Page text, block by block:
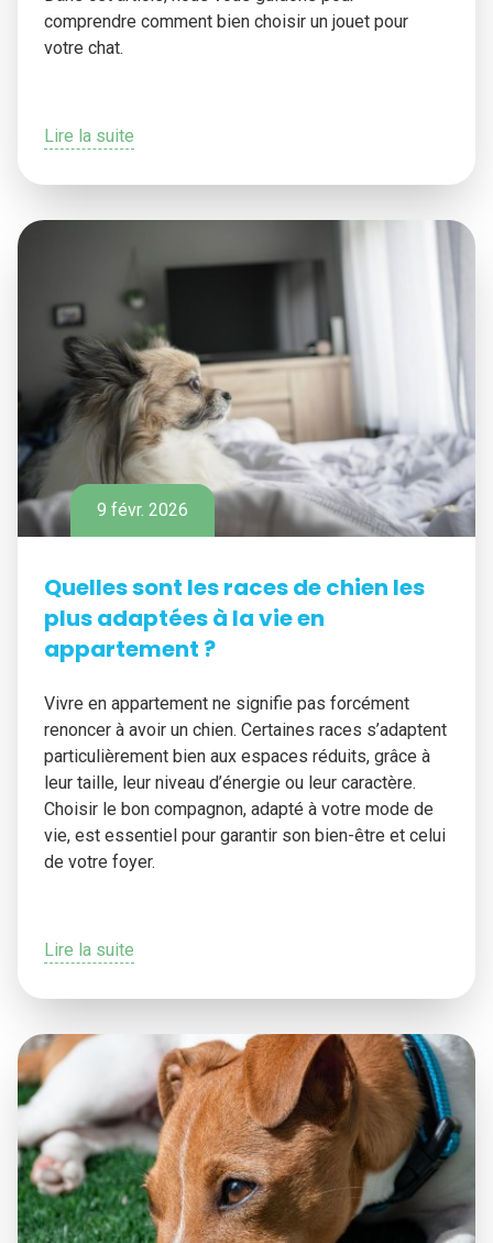
comprendre comment bien choisir un jouet pour
votre chat.
Lire la suite
9 févr. 2026
Quelles sont les races de chien les
plus adaptées à la vie en
appartement ?
Vivre en appartement ne signifie pas forcément
renoncer à avoir un chien. Certaines races s’adaptent
particulièrement bien aux espaces réduits, grâce à
leur taille, leur niveau d’énergie ou leur caractère.
Choisir le bon compagnon, adapté à votre mode de
vie, est essentiel pour garantir son bien-être et celui
de votre foyer.
Lire la suite